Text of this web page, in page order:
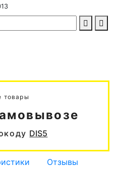
товары
DIS5
Отзывы